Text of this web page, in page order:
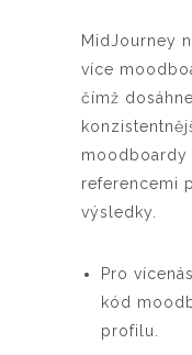
MidJourney
více
čímž
moodboardy
referencemi
výsledky.
Pro
kód
profilu.